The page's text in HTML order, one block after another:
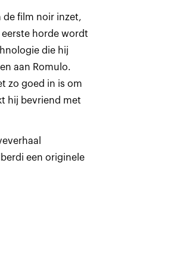
de film noir inzet,
horde wordt
die hij
aan Romulo.
zo goed in is om
hij bevriend met
een originele